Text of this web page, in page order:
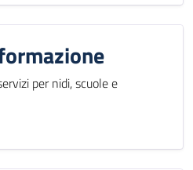
per nidi, scuole e